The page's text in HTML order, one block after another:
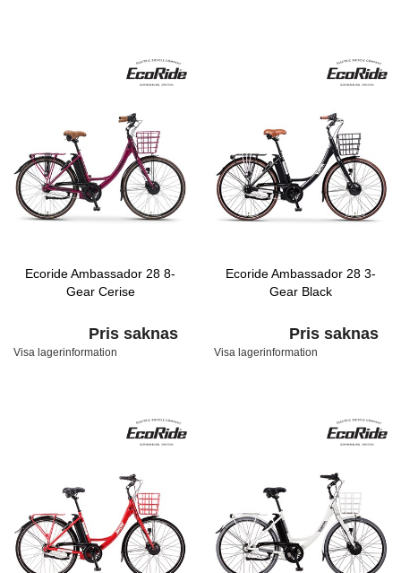
Ecoride Ambassador 28 8-
Gear Cerise
Pris saknas
Visa lagerinformation
Ecoride Ambassador 28 3-
Gear Black
Pris saknas
Visa lagerinformation